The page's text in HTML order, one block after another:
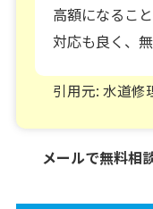
高額になるこ
対応も良く、
引用元: 水道修
メールで無料相